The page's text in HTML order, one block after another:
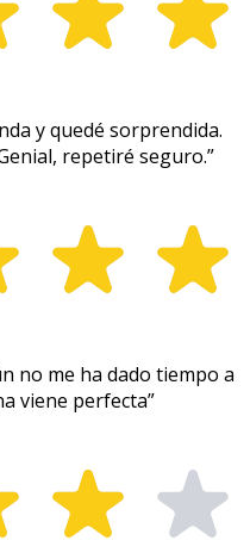
y quedé sorprendida.
repetiré seguro.”
no me ha dado tiempo a
viene perfecta”